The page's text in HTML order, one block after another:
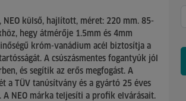
NEO külső, hajlított, méret: 220 mm. 85-
hegy átmérője 1.5mm és 4mm
króm-vanádium acél biztosítja a
A csúszásmentes fogantyúk jól
és segítik az erős megfogást. A
a TÜV tanúsítvány és a gyártó 25 éves
A NEO márka teljesíti a profik elvárásait.